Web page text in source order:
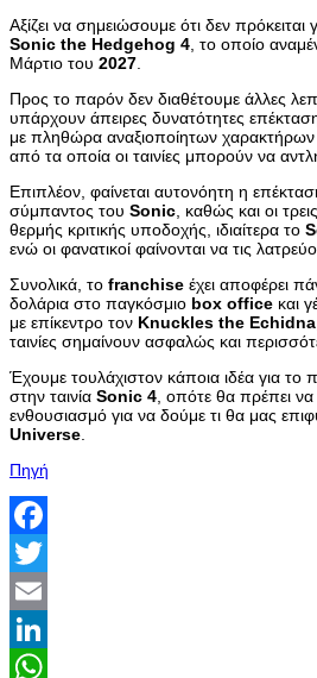
Αξίζει να σημειώσουμε ότι δεν
Sonic the Hedgehog 4 , το οποίο
Μάρτιο του 2027
Προς το παρόν δεν διαθέτουμε άλλες
υπάρχουν άπειρες δυνατότητες
με πληθώρα αναξιοποίητων χαρακτήρων
από τα οποία οι ταινίες μπορούν να
Επιπλέον, φαίνεται αυτονόητη η
σύμπαντος του Sonic , καθώς και οι
θερμής κριτικής υποδοχής, ιδιαίτερα το
ενώ οι φανατικοί φαίνονται να τις
Συνολικά, το franchise έχει αποφέρει
δολάρια στο παγκόσμιο box office και
με επίκεντρο τον Knuckles the Echidna
ταινίες σημαίνουν ασφαλώς και
Έχουμε τουλάχιστον κάποια ιδέα για
στην ταινία Sonic 4 , οπότε θα πρέπει
ενθουσιασμό για να δούμε τι θα μας
Universe
Πηγή
Facebook
Twitter
Email
LinkedIn